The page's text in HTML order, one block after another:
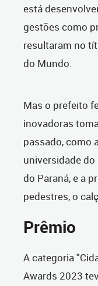
está
gestões como
resultaram no
do Mundo.
Mas o prefeito
inovadoras
passado, como
universidade do
do Paraná, e a
pedestres, o
Prêmio
A categoria
Awards 2023